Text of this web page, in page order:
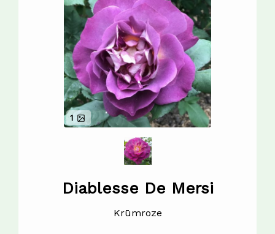
1
Diablesse De Mersi
Krūmroze